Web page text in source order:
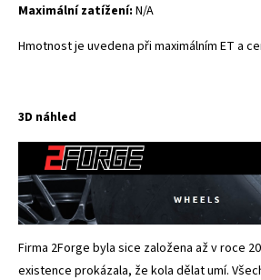
Maximální zatížení: N/A
Hmotnost je uvedena při maximálním ET a
3D náhled
Firma 2Forge byla sice založena až v roce
existence prokázala, že kola dělat umí.